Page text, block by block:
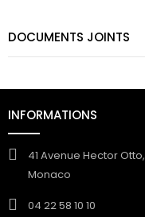
DOCUMENTS JOINTS
INFORMATIONS
41 Avenue Hector
Monaco
04 22 58 10 10